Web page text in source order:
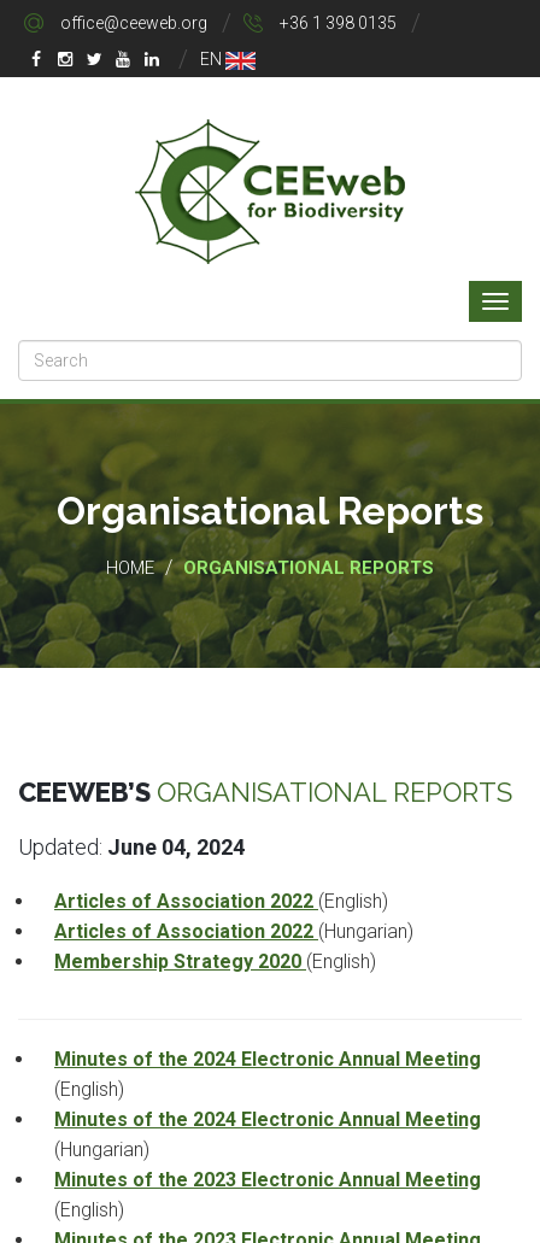
office@ceeweb.org
+36 1 398 0135
EN
Organisational Reports
HOME / ORGANISATIONAL REPORTS
CEEWEB’S ORGANISATIONAL REPORTS
Updated: June 04, 2024
Articles of Association 2022 (English)
Articles of Association 2022 (Hungarian)
Membership Strategy 2020 (English)
Minutes of the 2024 Electronic Annual Meeting
(English)
Minutes of the 2024 Electronic Annual Meeting
(Hungarian)
Minutes of the 2023 Electronic Annual Meeting
(English)